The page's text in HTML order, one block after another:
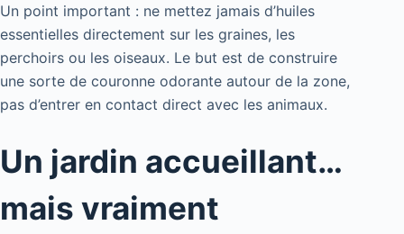
Un point important : ne mettez jamais d’huiles
essentielles directement sur les graines, les
perchoirs ou les oiseaux. Le but est de construire
une sorte de couronne odorante autour de la zone,
pas d’entrer en contact direct avec les animaux.
Un jardin accueillant…
mais vraiment